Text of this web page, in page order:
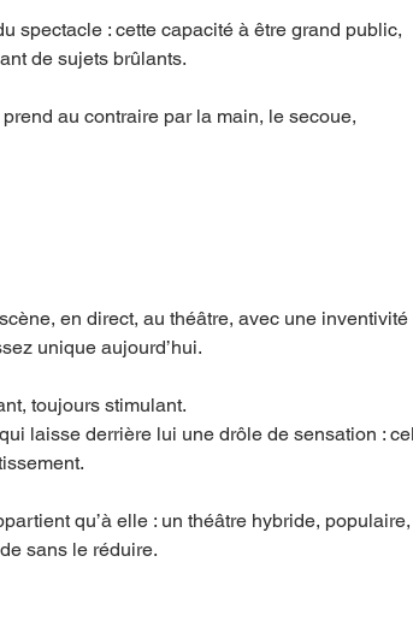
spectacle : cette capacité à être grand public,
de sujets brûlants.
au contraire par la main, le secoue,
en direct, au théâtre, avec une inventivité
unique aujourd’hui.
toujours stimulant.
laisse derrière lui une drôle de sensation :
qu’à elle : un théâtre hybride, populaire,
sans le réduire.